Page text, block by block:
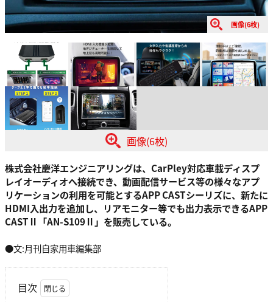
画像(6枚)
画像(6枚)
株式会社慶洋エンジニアリングは、CarPley対応車載ディスプ
レイオーディオへ接続でき、動画配信サービス等の様々なアプ
リケーションの利用を可能とするAPP CASTシーリズに、新たに
HDMI入出力を追加し、リアモニター等でも出力表示できるAPP
CASTⅡ「AN-S109Ⅱ」を販売している。
●文:月刊自家用車編集部
目次